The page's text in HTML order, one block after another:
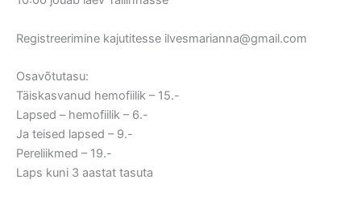
Registreerimine kajutitesse ilvesmarianna@gmail.com
Osavõtutasu:
Täiskasvanud hemofiilik – 15.-
Lapsed – hemofiilik – 6.-
Ja teised lapsed – 9.-
Pereliikmed – 19.-
Laps kuni 3 aastat tasuta